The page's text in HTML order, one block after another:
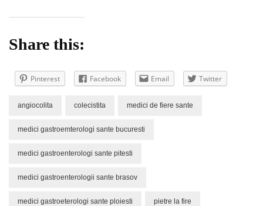
Share this:
Pinterest Facebook Email Twitter
angiocolita colecistita medici de fiere sante
medici gastroemterologi sante bucuresti
medici gastroenterologi sante pitesti
medici gastroenterologii sante brasov
medici gastroeterologi sante ploiesti pietre la fire